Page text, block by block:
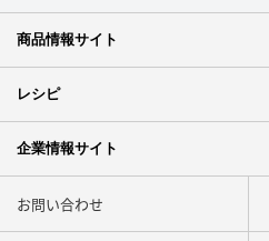
商品情報サイト
レシピ
企業情報サイト
お問い合わせ